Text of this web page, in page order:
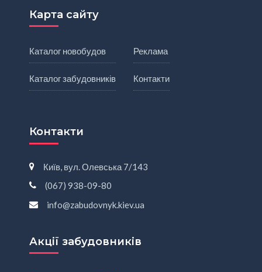
Карта сайту
Каталог новобудов
Каталог забудовників
Реклама
Контакти
Контакти
Київ, вул. Олевська 7/143
(067) 938-09-80
info@zabudovnyk.kiev.ua
Акції забудовників